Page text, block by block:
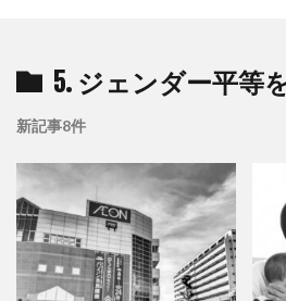
5. ジェンダー平等
新記事8件